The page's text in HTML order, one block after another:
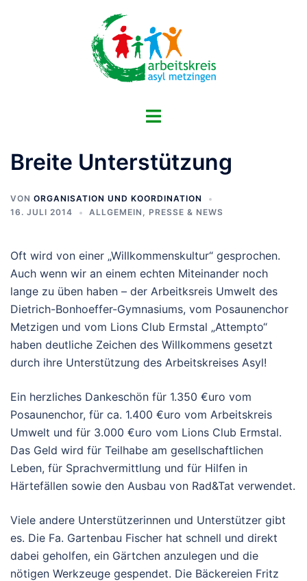
Menü
Breite Unterstützung
VON ORGANISATION UND KOORDINATION
16. JULI 2014
ALLGEMEIN , PRESSE & NEWS
Oft wird von einer „Willkommenskultur“ gesprochen.
Auch wenn wir an einem echten Miteinander noch
lange zu üben haben – der Arbeitksreis Umwelt des
Dietrich-Bonhoeffer-Gymnasiums, vom Posaunenchor
Metzigen und vom Lions Club Ermstal „Attempto“
haben deutliche Zeichen des Willkommens gesetzt
durch ihre Unterstützung des Arbeitskreises Asyl!
Ein herzliches Dankeschön für 1.350 €uro vom
Posaunenchor, für ca. 1.400 €uro vom Arbeitskreis
Umwelt und für 3.000 €uro vom Lions Club Ermstal.
Das Geld wird für Teilhabe am gesellschaftlichen
Leben, für Sprachvermittlung und für Hilfen in
Härtefällen sowie den Ausbau von Rad&Tat verwendet.
Viele andere Unterstützerinnen und Unterstützer gibt
es. Die Fa. Gartenbau Fischer hat schnell und direkt
dabei geholfen, ein Gärtchen anzulegen und die
nötigen Werkzeuge gespendet. Die Bäckereien Fritz